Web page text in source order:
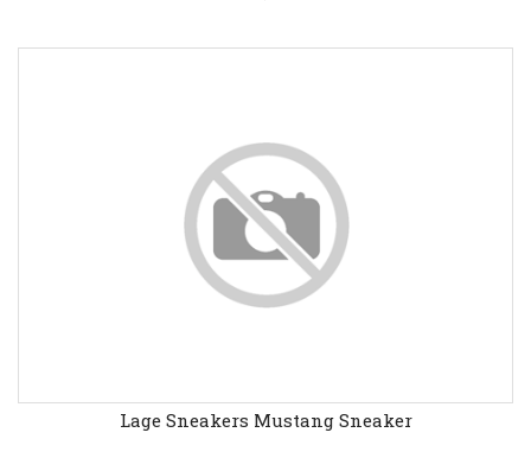
Lage Sneakers Mustang Sneaker